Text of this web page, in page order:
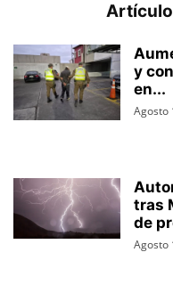
y
en...
Agosto
tras
de
Agosto